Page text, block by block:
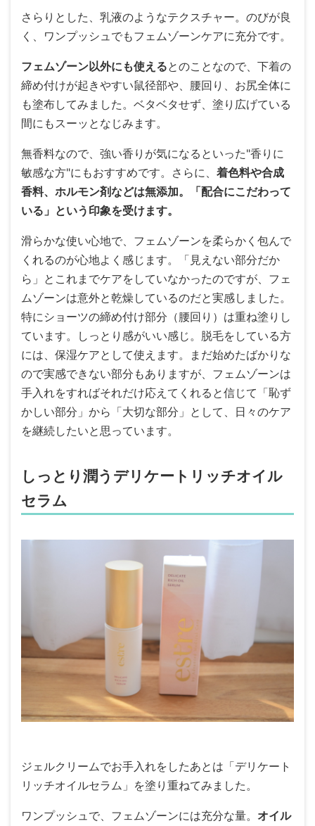
さらりとした、乳液のようなテクスチャー。のびが良
く、ワンプッシュでもフェムゾーンケアに充分です。
フェムゾーン以外にも使えるとのことなので、下着の
締め付けが起きやすい鼠径部や、腰回り、お尻全体に
も塗布してみました。ベタベタせず、塗り広げている
間にもスーッとなじみます。
無香料なので、強い香りが気になるといった"香りに
敏感な方"にもおすすめです。さらに、 着色料や合成
香料、ホルモン剤などは無添加。「配合にこだわって
いる」という印象を受けます。
滑らかな使い心地で、フェムゾーンを柔らかく包んで
くれるのが心地よく感じます。「見えない部分だか
ら」とこれまでケアをしていなかったのですが、フェ
ムゾーンは意外と乾燥しているのだと実感しました。
特にショーツの締め付け部分（腰回り）は重ね塗りし
ています。しっとり感がいい感じ。脱毛をしている方
には、保湿ケアとして使えます。まだ始めたばかりな
ので実感できない部分もありますが、フェムゾーンは
手入れをすればそれだけ応えてくれると信じて「恥ず
かしい部分」から「大切な部分」として、日々のケア
を継続したいと思っています。
しっとり潤うデリケートリッチオイル
セラム
ジェルクリームでお手入れをしたあとは「デリケート
リッチオイルセラム」を塗り重ねてみました。
ワンプッシュで、フェムゾーンには充分な量。 オイル